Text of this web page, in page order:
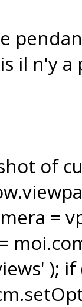
il n'y
of
=
); if